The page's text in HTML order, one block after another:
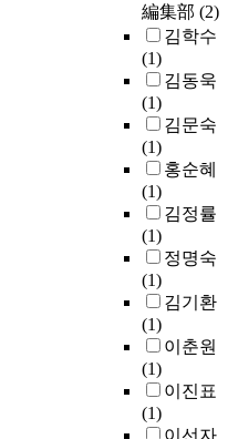
編集部 (2)
김학수
(1)
김동욱
(1)
김문숙
(1)
홍순혜
(1)
김정률
(1)
정명숙
(1)
김기환
(1)
이춘원
(1)
이진표
(1)